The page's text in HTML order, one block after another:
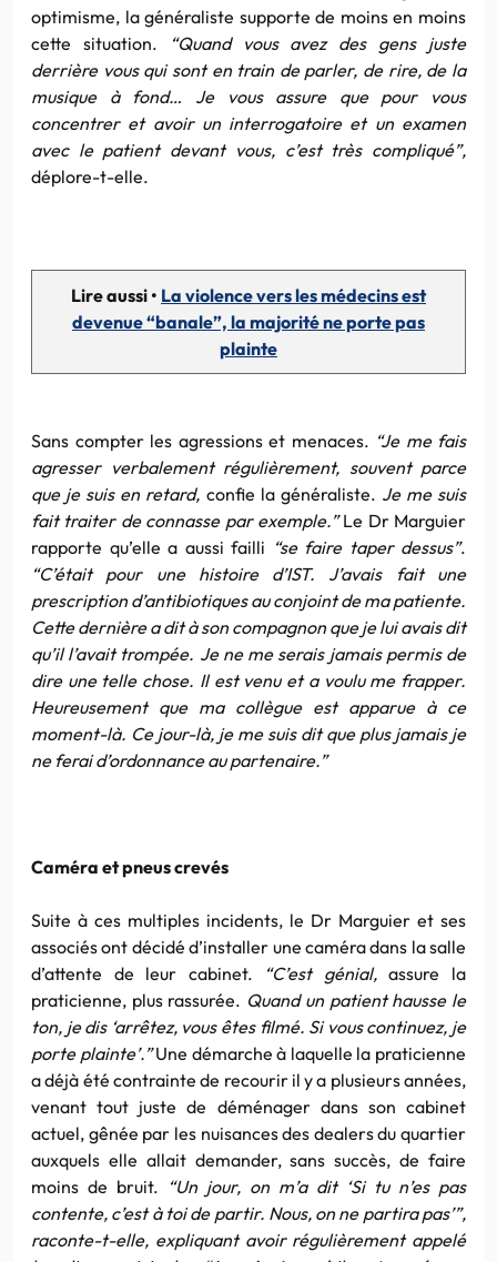
optimisme, la généraliste supporte de moins en moins
cette situation.
“Quand vous avez des gens juste
derrière vous qui sont en train de parler, de rire, de la
musique à fond… Je vous assure que pour vous
concentrer et avoir un interrogatoire et un examen
avec le patient devant vous, c’est très compliqué”,
déplore-t-elle.
Lire aussi • La violence vers les médecins est
devenue “banale”, la majorité ne porte pas
plainte
Sans compter les agressions et menaces. “Je me fais
agresser verbalement régulièrement, souvent parce
que je suis en retard, confie la généraliste. Je me suis
fait traiter de connasse par exemple.”Le Dr Marguier
rapporte qu’elle a aussi failli “se faire taper dessus”.
“C’était pour une histoire d’IST. J’avais fait une
prescription d’antibiotiques au conjoint de ma patiente.
Cette dernière a dit à son compagnon que je lui avais dit
qu’il l’avait trompée. Je ne me serais jamais permis de
dire une telle chose. Il est venu et a voulu me frapper.
Heureusement que ma collègue est apparue à ce
moment-là. Ce jour-là, je me suis dit que plus jamais je
ne ferai d’ordonnance au partenaire.”
Caméra et pneus crevés
Suite à ces multiples incidents, le Dr Marguier et ses
associés ont décidé d’installer une caméra dans la salle
d’attente de leur cabinet.
“C’est génial,assure la
praticienne, plus rassurée. Quand un patient hausse le
ton, je dis ‘arrêtez, vous êtes filmé. Si vous continuez, je
porte plainte’.”Une démarche à laquelle la praticienne
a déjà été contrainte de recourir il y a plusieurs années,
venant tout juste de déménager dans son cabinet
actuel, gênée par les nuisances des dealers du quartier
auxquels elle allait demander, sans succès, de faire
moins de bruit. “Un jour, on m’a dit ‘Si tu n’es pas
contente, c’est à toi de partir. Nous, on ne partira pas’”,
raconte-t-elle, expliquant avoir régulièrement appelé